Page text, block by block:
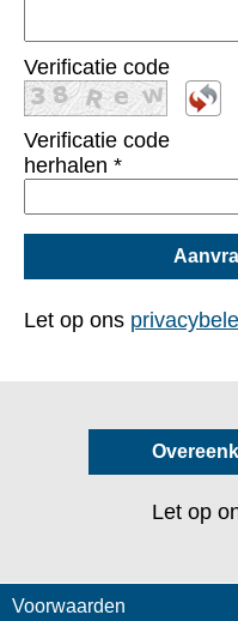
Verificatie code
Verificatie code
herhalen *
Let op ons
Let op
Voorwaarden